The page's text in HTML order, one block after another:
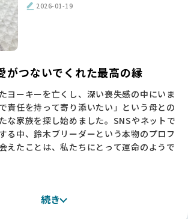
】
たって色々なサイトを見ていましたが、情
しいのか判断に迷うことも多かったです。
状況が変わり、乱繁殖などのニュースも目
じればいいのか悩むことも多かったのです
不安を解消してくれました。
イト内で取材記事やエピソードをしっかり
木さんの活動内容や親犬の様子が事前に分
絡できました。写真でこの子に「一目惚
んで発掘できたおかげです！
査をクリアした信頼できる方が間に入って
みは、私のように「人が信頼できないとお
2026-01-19
がつないでくれた最高の縁
ヨーキーを亡くし、深い喪失感の中にいま
責任を持って寄り添いたい」という母との
な家族を探し始めました。SNSやネットで
る中、鈴木ブリーダーという本物のプロフ
えたことは、私たちにとって運命のようで
びと、そして愛情たっぷりに育てられてい
続き